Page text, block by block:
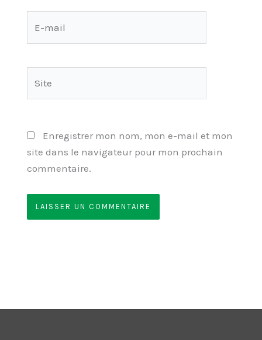
Enregistrer mon nom, mon e-mail et mon
site dans le navigateur pour mon prochain
commentaire.